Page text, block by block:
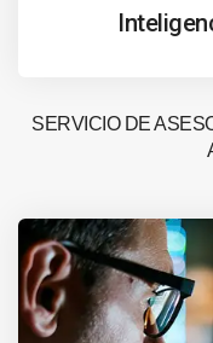
SERVICIO DE